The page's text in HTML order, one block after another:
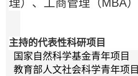
理）、工商管理（MBA）
主持的代表性科研项目
国家自然科学基金青年项目
教育部人文社会科学青年项目